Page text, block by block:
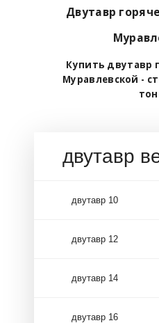
Двутавр
Купить двутавр
Муравлевской -
двутавр
двутавр 10
двутавр 12
двутавр 14
двутавр 16